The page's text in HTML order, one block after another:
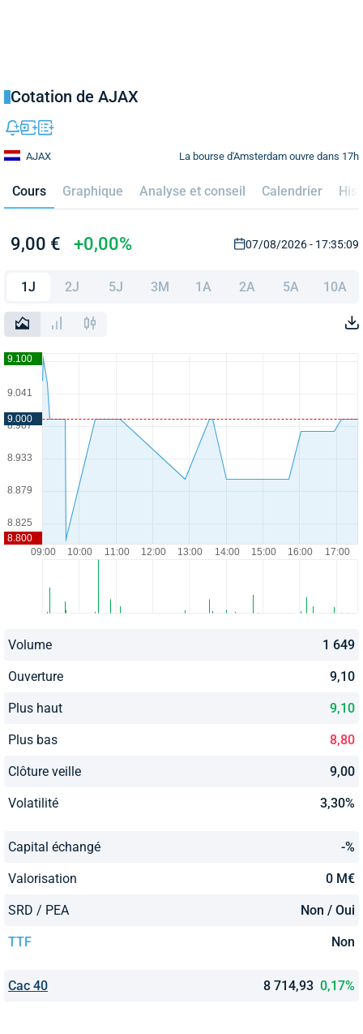
Cotation de AJAX
La bourse d'Amsterdam ouvre dans 17h
AJAX
Cours Graphique Analyse et conseil Calendrier
9,00 € +0,00% 07/08/2026 - 17:35:09
1J 2J 5J 3M 1A 2A 5A 10A
Volume 1 649
Ouverture 9,10
Plus haut 9,10
Plus bas 8,80
Clôture veille 9,00
Volatilité 3,30%
Capital échangé -%
Valorisation 0 M€
SRD / PEA Non / Oui
TTF Non
Cac 40 8 714,93 0,17%